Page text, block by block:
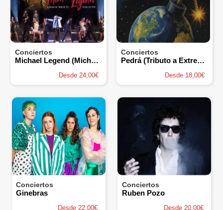
Conciertos
Michael Legend (Michael Jackson Tribute)
Desde 24,00€
Conciertos
Pedrá (Tributo a Extremoduro)
Desde 18,00€
Conciertos
Ginebras
Desde 22,00€
Conciertos
Ruben Pozo
Desde 20,00€